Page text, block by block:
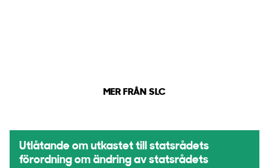
MER FRÅN SLC
Utlåtande om utkastet till statsrådets
förordning om ändring av statsrådets